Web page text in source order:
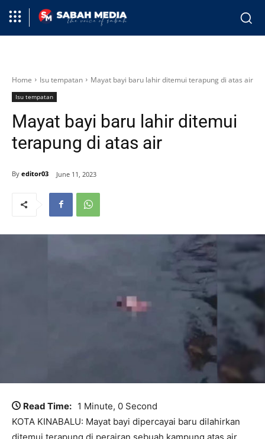
Home Isu tempatan Mayat bayi baru lahir ditemui terapung di atas air
Isu tempatan
Mayat bayi baru lahir ditemui
terapung di atas air
By editor03 June 11, 2023
Read Time: 1 Minute, 0 Second
KOTA KINABALU: Mayat bayi dipercayai baru dilahirkan